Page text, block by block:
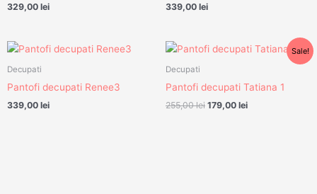
329,00 lei 339,00 lei
Decupati
Pantofi decupati Renee3
339,00 lei
Sale!
Decupati
Pantofi decupati Tatiana 1
255,00lei
Prețul
255,00 lei.
179,00 lei
Prețul